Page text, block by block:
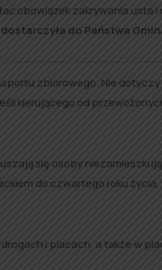
obowiązek zakrywania usta
do Państwa
zbiorowego. Nie
kierującego od
się osoby
do czwartego roku
i placach, a także w